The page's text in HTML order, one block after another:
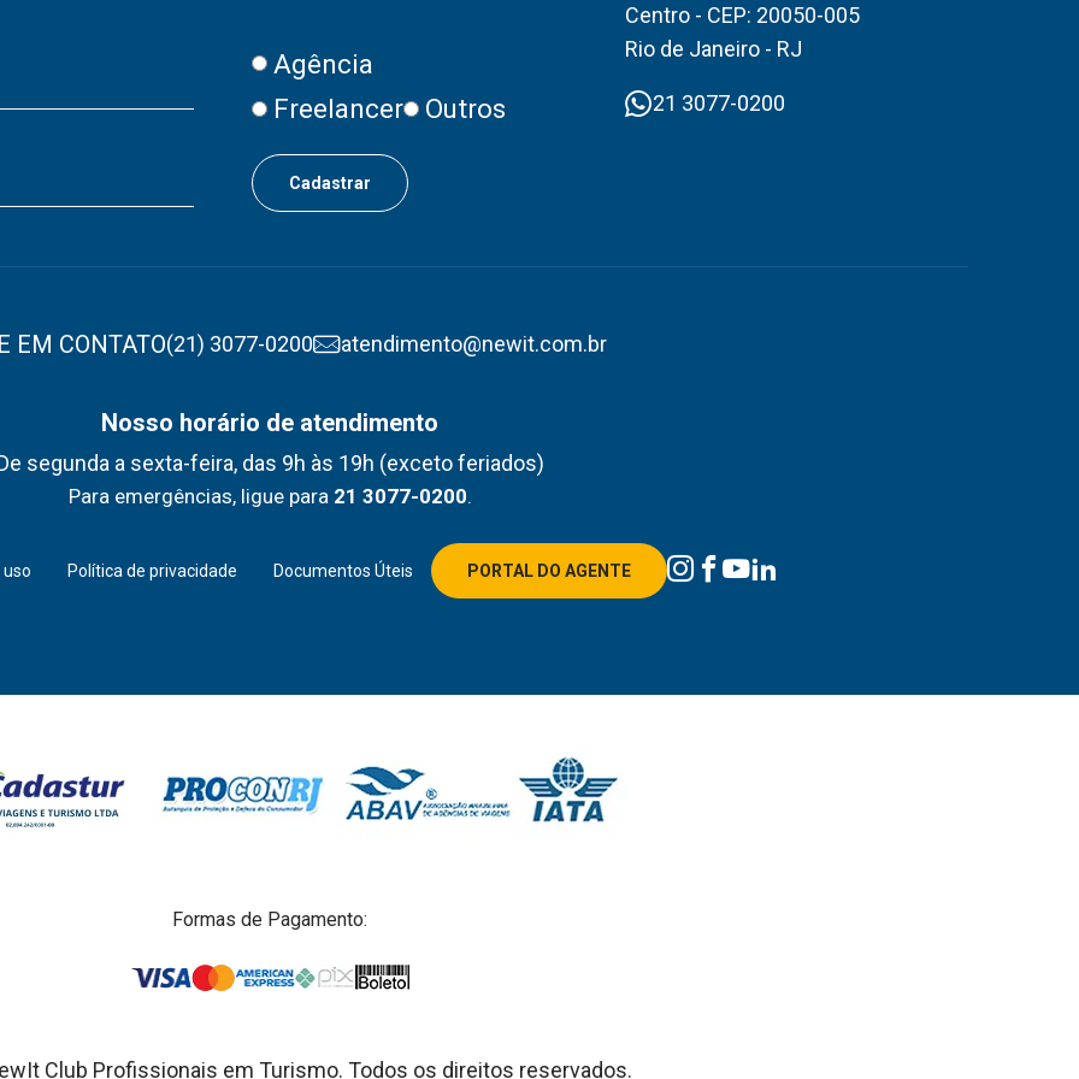
Agência
Freelancer
Outros
Centro - CEP: 20050-005
Rio de Janeiro - RJ
21 3077-0200
EM CONTATO(21) 3077-0200 atendimento@newit.com.br
Nosso horário de atendimento
segunda a sexta-feira, das 9h às 19h (exceto feriados)
Para emergências, ligue para 21 3077-0200.
Política de privacidade Documentos Úteis PORTAL DO AGENTE
Formas de Pagamento:
Club Profissionais em Turismo. Todos os direitos reservados.